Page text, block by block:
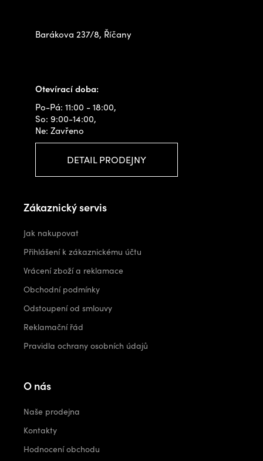
Barákova 237/8, Říčany
Otevírací doba:
Po-Pá: 11:00 - 18:00,
So: 9:00-14:00,
Ne: Zavřeno
DETAIL PRODEJNY
Zákaznický servis
Jak nakupovat
Přihlášení k zákaznickému účtu
Vrácení zboží a reklamace
Obchodní podmínky
Odstoupení od smlouvy
Reklamační řád
Pravidla ochrany osobních údajů
O nás
Naše prodejna
Kontakty
Hodnocení obchodu